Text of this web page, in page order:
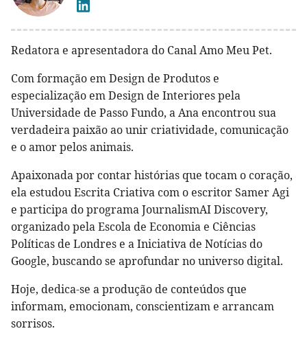
Redatora e apresentadora do Canal Amo Meu Pet.
Com formação em Design de Produtos e
especialização em Design de Interiores pela
Universidade de Passo Fundo, a Ana encontrou sua
verdadeira paixão ao unir criatividade, comunicação
e o amor pelos animais.
Apaixonada por contar histórias que tocam o coração,
ela estudou Escrita Criativa com o escritor Samer Agi
e participa do programa JournalismAI Discovery,
organizado pela Escola de Economia e Ciências
Políticas de Londres e a Iniciativa de Notícias do
Google, buscando se aprofundar no universo digital.
Hoje, dedica-se a produção de conteúdos que
informam, emocionam, conscientizam e arrancam
sorrisos.